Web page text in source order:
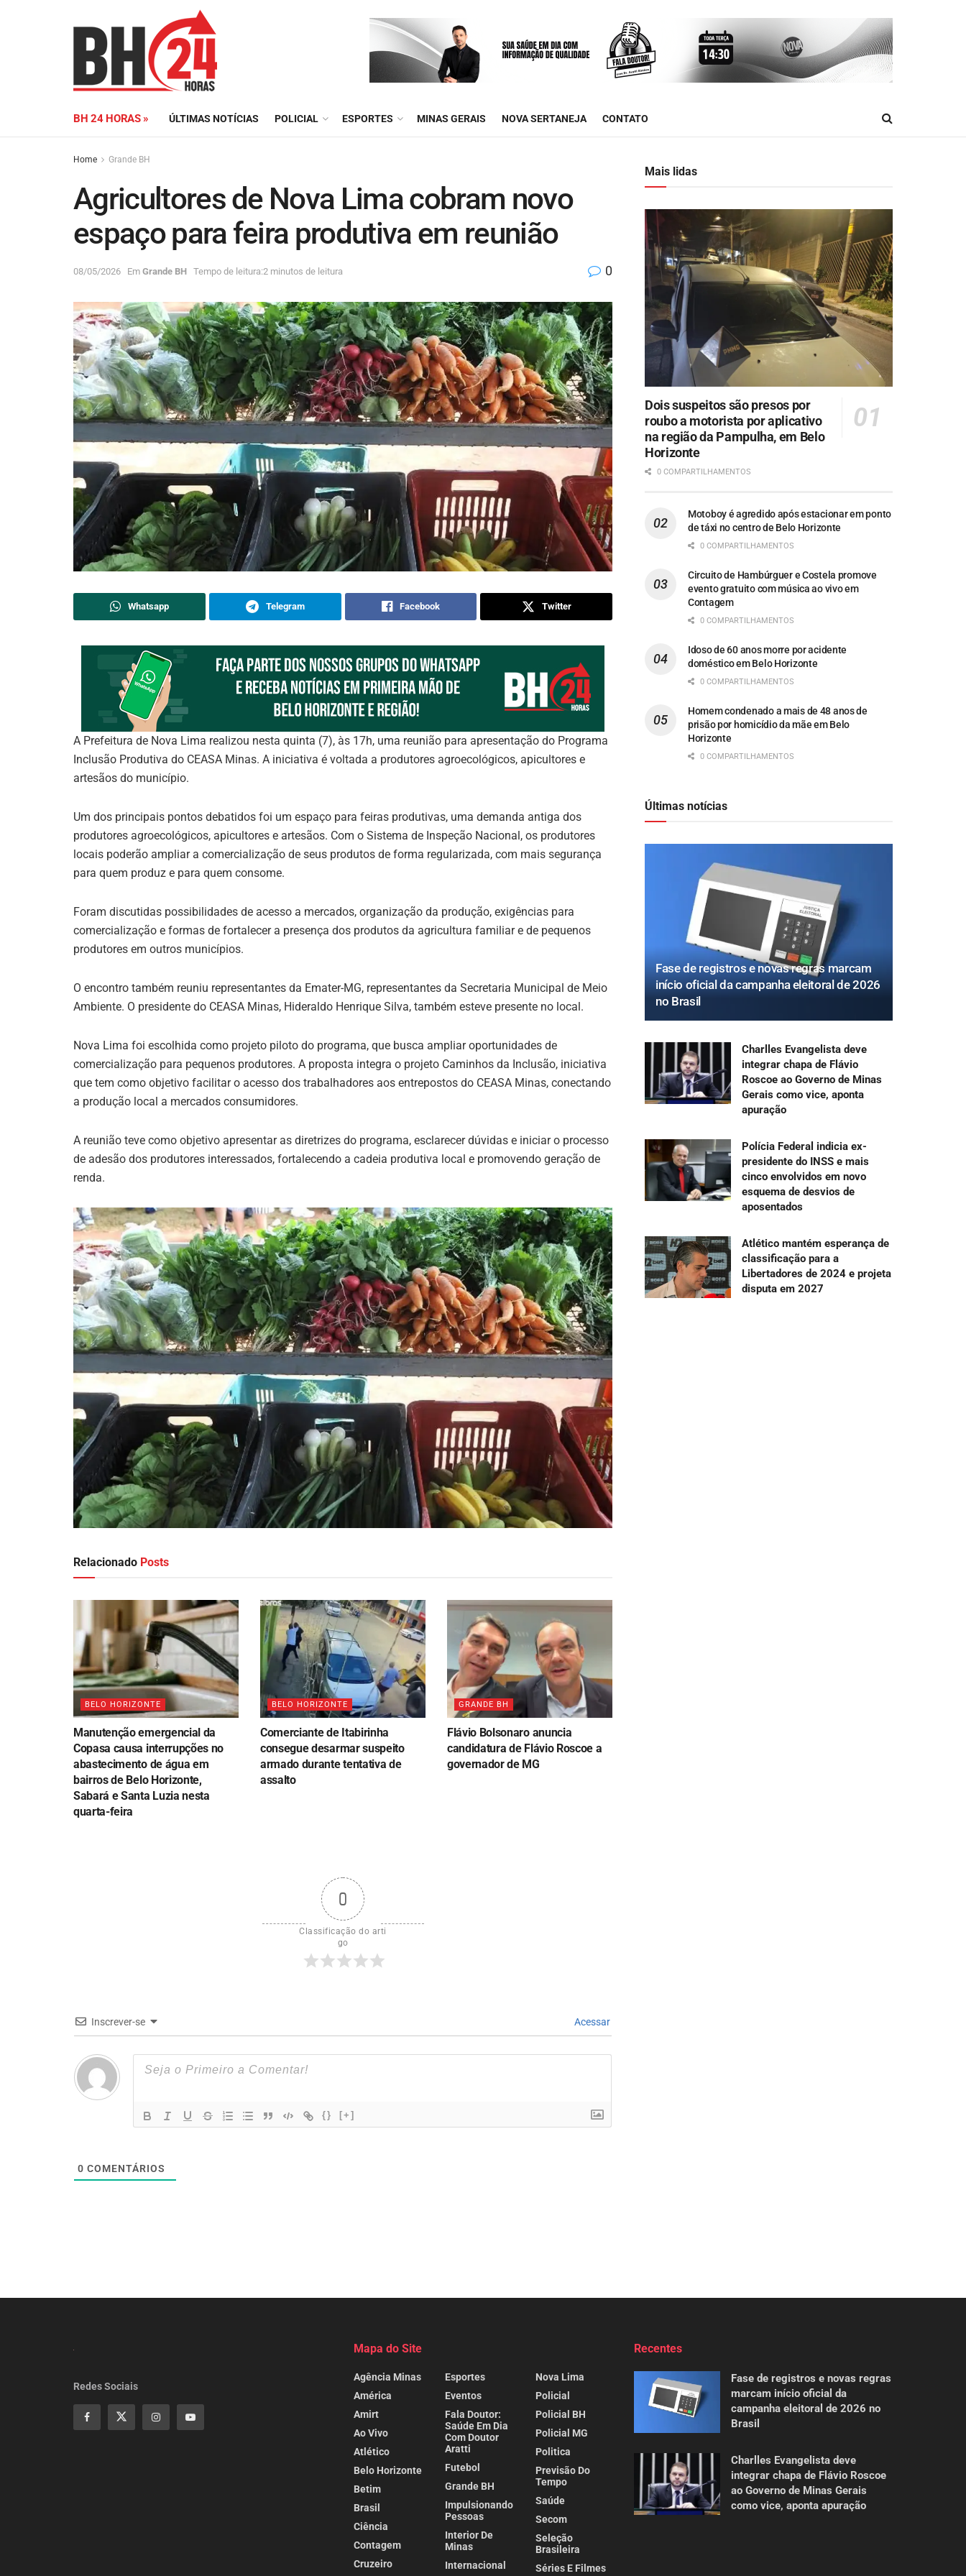
BH 24 HORAS » ÚLTIMAS NOTÍCIAS POLICIAL ESPORTES MINAS GERAIS NOVA SERTANEJA CONTATO
Home Grande BH
Agricultores de Nova Lima cobram novo
espaço para feira produtiva em reunião
08/05/2026 Em Grande BH Tempo de leitura:2 minutos de leitura 0
Whatsapp Telegram Facebook Twitter
A Prefeitura de Nova Lima realizou nesta quinta (7), às 17h, uma reunião para apresentação do Programa
Inclusão Produtiva do CEASA Minas. A iniciativa é voltada a produtores agroecológicos, apicultores e
artesãos do município.
Um dos principais pontos debatidos foi um espaço para feiras produtivas, uma demanda antiga dos
produtores agroecológicos, apicultores e artesãos. Com o Sistema de Inspeção Nacional, os produtores
locais poderão ampliar a comercialização de seus produtos de forma regularizada, com mais segurança
para quem produz e para quem consome.
Foram discutidas possibilidades de acesso a mercados, organização da produção, exigências para
comercialização e formas de fortalecer a presença dos produtos da agricultura familiar e de pequenos
produtores em outros municípios.
O encontro também reuniu representantes da Emater-MG, representantes da Secretaria Municipal de Meio
Ambiente. O presidente do CEASA Minas, Hideraldo Henrique Silva, também esteve presente no local.
Nova Lima foi escolhida como projeto piloto do programa, que busca ampliar oportunidades de
comercialização para pequenos produtores. A proposta integra o projeto Caminhos da Inclusão, iniciativa
que tem como objetivo facilitar o acesso dos trabalhadores aos entrepostos do CEASA Minas, conectando
a produção local a mercados consumidores.
A reunião teve como objetivo apresentar as diretrizes do programa, esclarecer dúvidas e iniciar o processo
de adesão dos produtores interessados, fortalecendo a cadeia produtiva local e promovendo geração de
renda.
Relacionado Posts
BELO HORIZONTE
Manutenção emergencial da
Copasa causa interrupções no
abastecimento de água em
bairros de Belo Horizonte,
Sabará e Santa Luzia nesta
quarta-feira
BELO HORIZONTE
Comerciante de Itabirinha
consegue desarmar suspeito
armado durante tentativa de
assalto
GRANDE BH
Flávio Bolsonaro anuncia
candidatura de Flávio Roscoe a
governador de MG
0
Classificação do arti
go
Inscrever-se Acessar
{} [+]
0 COMENTÁRIOS
Mais lidas
Dois suspeitos são presos por
roubo a motorista por aplicativo
na região da Pampulha, em Belo
Horizonte
0 COMPARTILHAMENTOS
Motoboy é agredido após estacionar em ponto
de táxi no centro de Belo Horizonte
0 COMPARTILHAMENTOS
Circuito de Hambúrguer e Costela promove
evento gratuito com música ao vivo em
Contagem
0 COMPARTILHAMENTOS
Idoso de 60 anos morre por acidente
doméstico em Belo Horizonte
0 COMPARTILHAMENTOS
Homem condenado a mais de 48 anos de
prisão por homicídio da mãe em Belo
Horizonte
0 COMPARTILHAMENTOS
Últimas notícias
Fase de registros e novas regras marcam
início oficial da campanha eleitoral de 2026
no Brasil
Charlles Evangelista deve
integrar chapa de Flávio
Roscoe ao Governo de Minas
Gerais como vice, aponta
apuração
Polícia Federal indicia ex-
presidente do INSS e mais
cinco envolvidos em novo
esquema de desvios de
aposentados
Atlético mantém esperança de
classificação para a
Libertadores de 2024 e projeta
disputa em 2027
Redes Sociais
Mapa do Site
Agência Minas
América
Amirt
Ao Vivo
Atlético
Belo Horizonte
Betim
Brasil
Ciência
Contagem
Cruzeiro
Esportes
Eventos
Fala Doutor:
Saúde Em Dia
Com Doutor
Aratti
Futebol
Grande BH
Impulsionando
Pessoas
Interior De
Minas
Internacional
Nova Lima
Policial
Policial BH
Policial MG
Politica
Previsão Do
Tempo
Saúde
Secom
Seleção
Brasileira
Séries E Filmes
Recentes
Fase de registros e novas regras
marcam início oficial da
campanha eleitoral de 2026 no
Brasil
Charlles Evangelista deve
integrar chapa de Flávio Roscoe
ao Governo de Minas Gerais
como vice, aponta apuração